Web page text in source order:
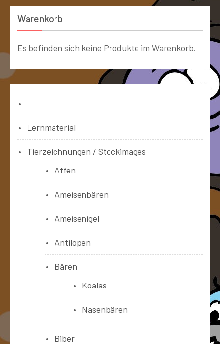
Warenkorb
Es befinden sich keine Produkte im Warenkorb.
Lernmaterial
Tierzeichnungen / Stockimages
Affen
Ameisenbären
Ameisenigel
Antilopen
Bären
Koalas
Nasenbären
Biber